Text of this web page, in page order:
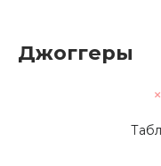
Джоггеры